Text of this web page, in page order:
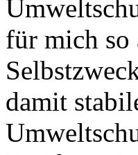
für mich so
damit